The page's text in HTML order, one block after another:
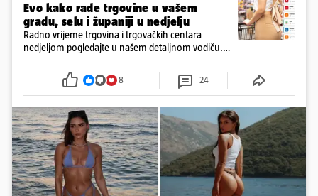
Evo kako rade trgovine u vašem
gradu, selu i županiji u nedjelju
Radno vrijeme trgovina i trgovačkih centara
nedjeljom pogledajte u našem detaljnom vodiču.
i šoping centri sami biraju koje će to nedjelje biti
8 24